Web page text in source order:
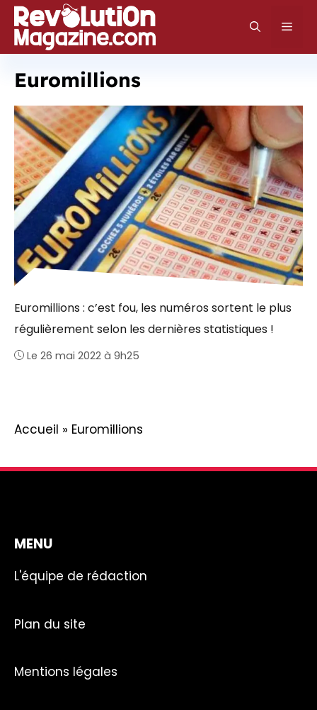
Aller
au
contenu
Euromillions
Euromillions : c’est fou, les numéros sortent le plus
régulièrement selon les dernières statistiques !
Le 26 mai 2022 à 9h25
Accueil » Euromillions
MENU
L'équipe de rédaction
Plan du site
Mentions légales